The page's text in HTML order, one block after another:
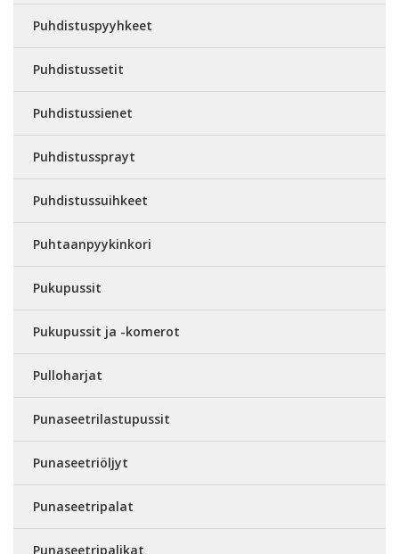
Puhdistuspyyhkeet
Puhdistussetit
Puhdistussienet
Puhdistussprayt
Puhdistussuihkeet
Puhtaanpyykinkori
Pukupussit
Pukupussit ja -komerot
Pulloharjat
Punaseetrilastupussit
Punaseetriöljyt
Punaseetripalat
Punaseetripalikat